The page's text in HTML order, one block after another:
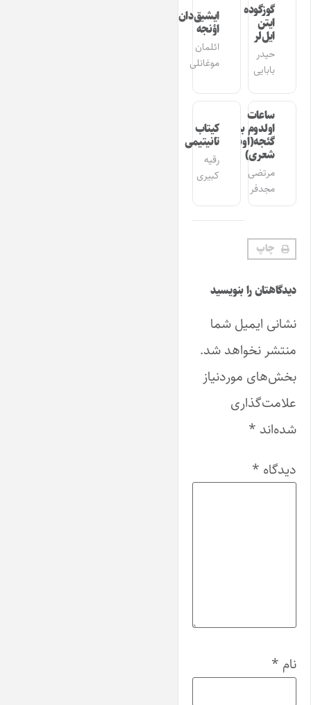
گوزگوده
ایتن
ایل‌لر
حیدر
بابایی
ایشیق‌دان
اؤنجه
ائلمان
موغانلی
ساعات
اولدوم بیر
گئجه(اوشاق
شعری)
مرتضی
مجدفر
کیتاب
تانیتیمی
رقیه
کبیری
چاپ
دیدگاهتان را بنویسید
نشانی ایمیل شما
منتشر نخواهد شد.
بخش‌های موردنیاز
علامت‌گذاری
شده‌اند *
دیدگاه *
نام *